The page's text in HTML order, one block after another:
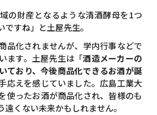
の財産となるような清酒酵母を1つ
すね」と土屋先生。
品化されませんが、学内行事などで
ます。土屋先生は「酒造メーカーの
ており、今後商品化できるお酒が誕
応えを感じていました。広島工業大
使ったお酒が商品化され、皆様のも
くない未来かもしれません。